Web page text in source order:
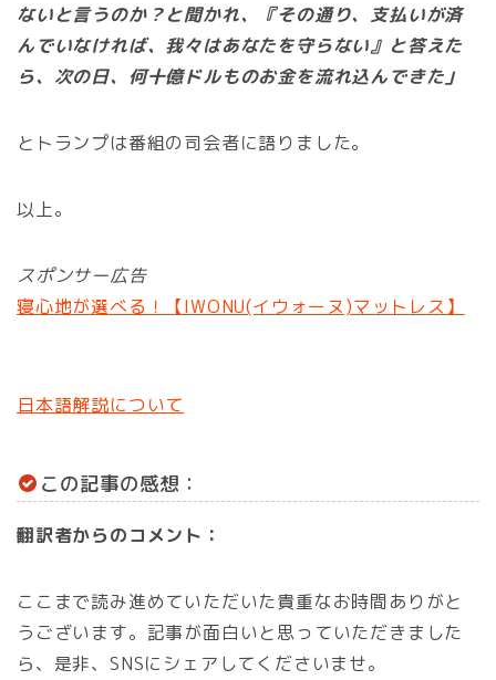
ないと言うのか？と聞かれ、『その通り、支払いが済
んでいなければ、我々はあなたを守らない』と答えた
ら、次の日、何十億ドルものお金を流れ込んできた」
とトランプは番組の司会者に語りました。
以上。
スポンサー広告
寝心地が選べる！【IWONU(イウォーヌ)マットレス】
日本語解説について
この記事の感想：
翻訳者からのコメント：
ここまで読み進めていただいた貴重なお時間ありがと
うございます。記事が面白いと思っていただきました
ら、是非、SNSにシェアしてくださいませ。